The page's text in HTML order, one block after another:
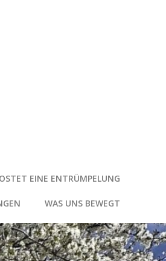
EINE ENTRÜMPELUNG
WAS UNS BEWEGT